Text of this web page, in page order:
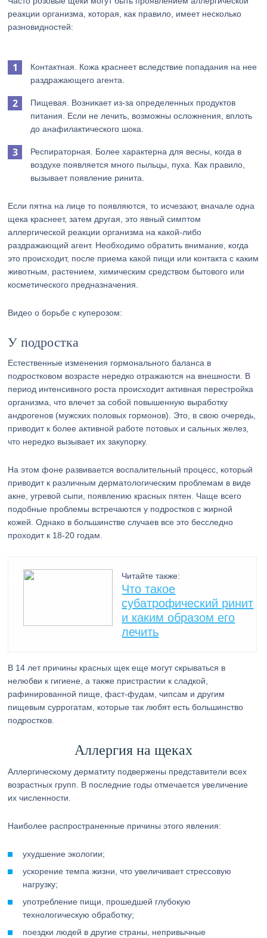
реакции организма, которая, как правило, имеет несколько
разновидностей:
Контактная. Кожа краснеет вследствие попадания на нее
раздражающего агента.
Пищевая. Возникает из-за определенных продуктов
питания. Если не лечить, возможны осложнения, вплоть
до анафилактического шока.
Респираторная. Более характерна для весны, когда в
воздухе появляется много пыльцы, пуха. Как правило,
вызывает появление ринита.
Если пятна на лице то появляются, то исчезают, вначале одна
щека краснеет, затем другая, это явный симптом
аллергической реакции организма на какой-либо
раздражающий агент. Необходимо обратить внимание, когда
это происходит, после приема какой пищи или контакта с каким
животным, растением, химическим средством бытового или
косметического предназначения.
Видео о борьбе с куперозом:
У подростка
Естественные изменения гормонального баланса в
подростковом возрасте нередко отражаются на внешности. В
период интенсивного роста происходит активная перестройка
организма, что влечет за собой повышенную выработку
андрогенов (мужских половых гормонов). Это, в свою очередь,
приводит к более активной работе потовых и сальных желез,
что нередко вызывает их закупорку.
На этом фоне развивается воспалительный процесс, который
приводит к различным дерматологическим проблемам в виде
акне, угревой сыпи, появлению красных пятен. Чаще всего
подобные проблемы встречаются у подростков с жирной
кожей. Однако в большинстве случаев все это бесследно
проходит к 18-20 годам.
Читайте также:
Что такое
субатрофический ринит
и каким образом его
лечить
В 14 лет причины красных щек еще могут скрываться в
нелюбви к гигиене, а также пристрастии к сладкой,
рафинированной пище, фаст-фудам, чипсам и другим
пищевым суррогатам, которые так любят есть большинство
подростков.
Аллергия на щеках
Аллергическому дерматиту подвержены представители всех
возрастных групп. В последние годы отмечается увеличение
их численности.
Наиболее распространенные причины этого явления:
ухудшение экологии;
ускорение темпа жизни, что увеличивает стрессовую
нагрузку;
употребление пищи, прошедшей глубокую
технологическую обработку;
поездки людей в другие страны, непривычные